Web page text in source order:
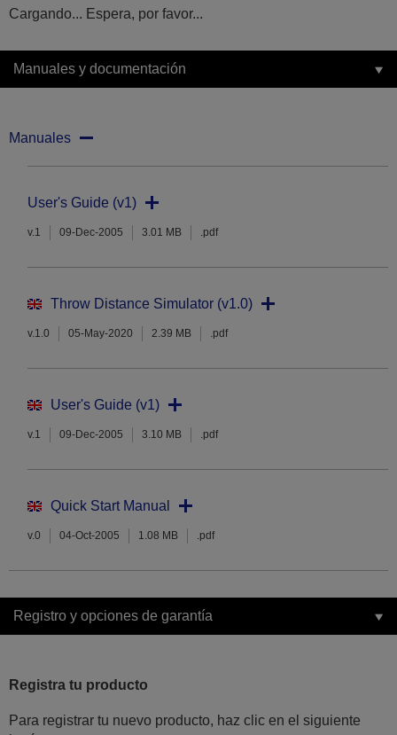
Cargando... Espera, por favor...
Manuales y documentación
Manuales
User's Guide (v1)
v.1 09-Dec-2005 3.01 MB .pdf
Throw Distance Simulator (v1.0)
v.1.0 05-May-2020 2.39 MB .pdf
User's Guide (v1)
v.1 09-Dec-2005 3.10 MB .pdf
Quick Start Manual
v.0 04-Oct-2005 1.08 MB .pdf
Registro y opciones de garantía
Registra tu producto
Para registrar tu nuevo producto, haz clic en el siguiente